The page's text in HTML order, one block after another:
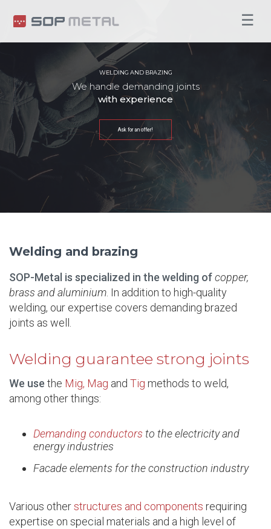
☰
WELDING AND BRAZING
We handle demanding joints
with experience
Ask for an offer!
Welding and brazing
SOP-Metal is specialized in the welding ofcopper,
brass and aluminium . In addition to high-quality
welding, our expertise covers demanding brazed
joints as well.
Welding guarantee strong joints
We use the Mig, Mag and Tig methods to weld,
among other things:
Demanding conductors to the electricity and
energy industries
Facade elements for the construction industry
Various otherstructures and components requiring
expertise on special materials and a high level of